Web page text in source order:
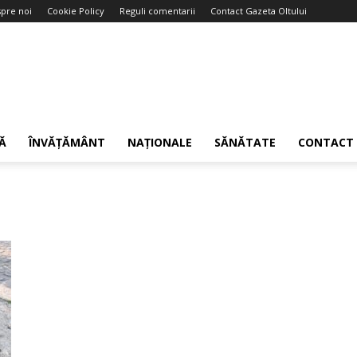
noi Cookie Policy Reguli comentarii Contact Gazeta Oltului
ÎNVĂȚĂMÂNT NAȚIONALE SĂNĂTATE CONTACT